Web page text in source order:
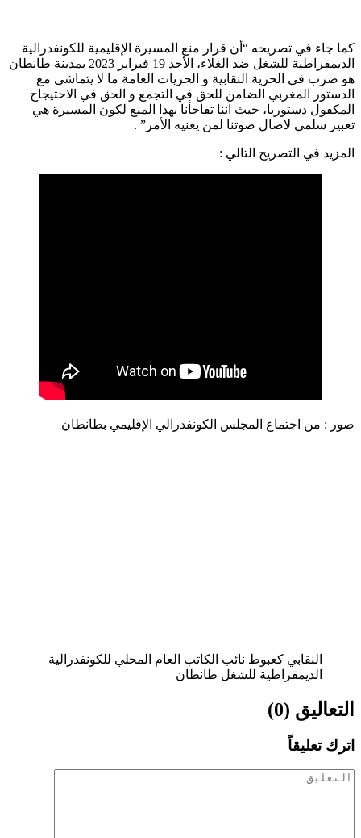
كما جاء في تصريحه “أن قرار منع المسيرة الإقليمية للكونفدرالية
الديمقراطية للشغل ضد الغلاء، الأحد 19 فبراير 2023 بمدينة طانطان
هو ضرب في الحرية النقابية و الحريات العامة ما لا يتماشى مع
الدستور المغربي الضامن للحق في التجمع و الحق في الاحتيجاج
المكفول دستوريا، حيث اننا تفاجأنا بهذا المنع لكون المسيرة هي
تعبير سلمي لاصال صوتنا لمن يعنيه الأمر” .
المزيد في التصريح التالي :
صور : من اجتماع المجلس الكونفدرالي الإقليمي بطانطان
النقابي كعبوط نائب الكاتب العام المحلي للكونفدرالية
الديمقراطية للشغل طانطان
التعاليق (0)
اترك تعليقاً